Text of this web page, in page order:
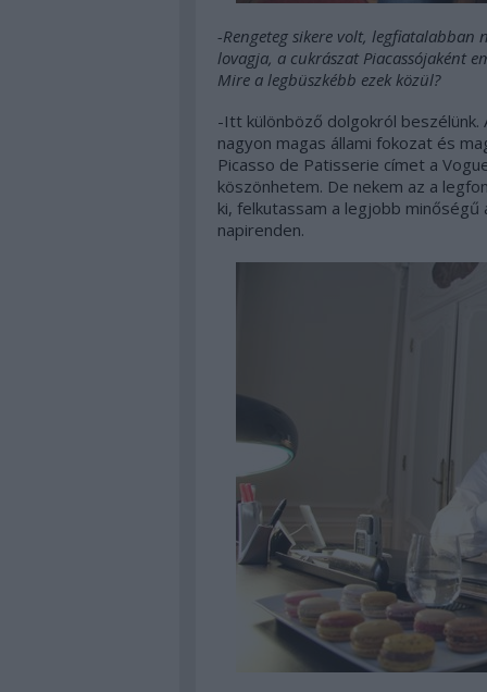
-Rengeteg sikere volt, legfiatalabban
lovagja, a cukrászat Piacassójaként
Mire a legbüszkébb ezek közül?
-Itt különböző dolgokról
nagyon magas állami fokozat és
Picasso de Patisserie címet a
köszönhetem. De nekem az a
ki, felkutassam a legjobb
napirenden.